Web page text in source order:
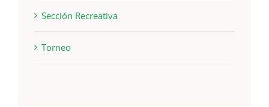
Sección Recreativa
Torneo